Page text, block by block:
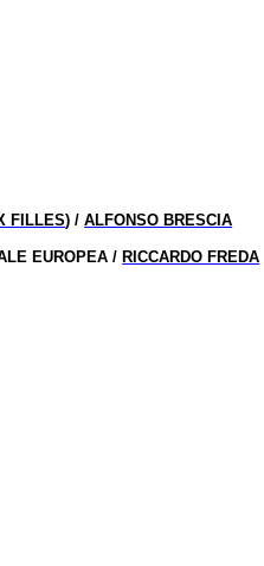
FILLES) /ALFONSO BRESCIA
EUROPEA / RICCARDO FREDA